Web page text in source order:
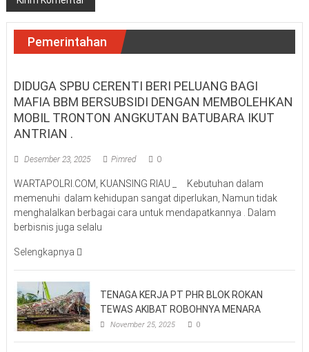
Pemerintahan
DIDUGA SPBU CERENTI BERI PELUANG BAGI
MAFIA BBM BERSUBSIDI DENGAN MEMBOLEHKAN
MOBIL TRONTON ANGKUTAN BATUBARA IKUT
ANTRIAN .
Desember 23, 2025 Pimred 0
WARTAPOLRI.COM, KUANSING RIAU _ Kebutuhan dalam
memenuhi dalam kehidupan sangat diperlukan, Namun tidak
menghalalkan berbagai cara untuk mendapatkannya . Dalam
berbisnis juga selalu
Selengkapnya
TENAGA KERJA PT PHR BLOK ROKAN
TEWAS AKIBAT ROBOHNYA MENARA
November 25, 2025 0